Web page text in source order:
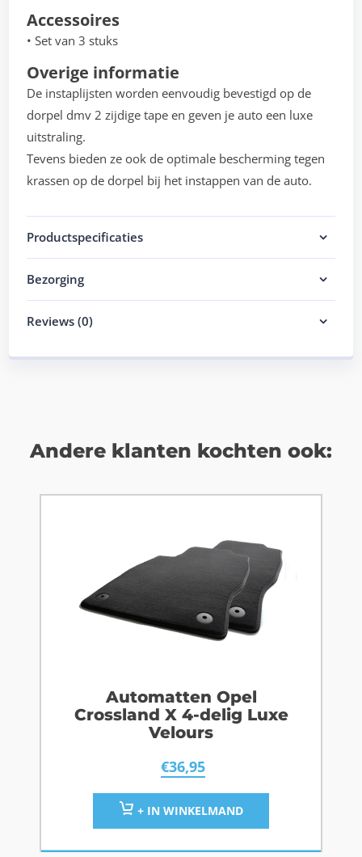
Accessoires
• Set van 3 stuks
Overige informatie
De instaplijsten worden eenvoudig bevestigd op de
dorpel dmv 2 zijdige tape en geven je auto een luxe
uitstraling.
Tevens bieden ze ook de optimale bescherming tegen
krassen op de dorpel bij het instappen van de auto.
Productspecificaties
Bezorging
Reviews (0)
Andere klanten kochten ook:
Automatten Opel
Crossland X 4-delig Luxe
Velours
€36,95
+ IN WINKELMAND